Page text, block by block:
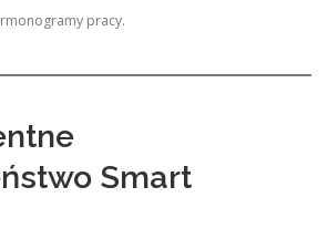
pracy.
Smart